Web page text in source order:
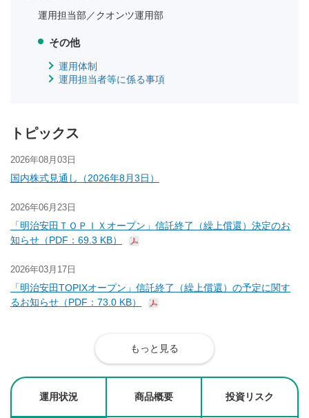
運用担当部／クオンツ運用部
その他
運用体制
運用担当者等に係る事項
トピックス
2026年08月03日
国内株式見通し（2026年8月3日）
2026年06月23日
「明治安田ＴＯＰＩＸオープン」信託終了（繰上償還）決定のお
知らせ（PDF：69.3 KB）
2026年03月17日
「明治安田TOPIXオープン」信託終了（繰上償還）の予定に関す
るお知らせ（PDF：73.0 KB）
もっと見る
運用状況 商品概要 投資リスク